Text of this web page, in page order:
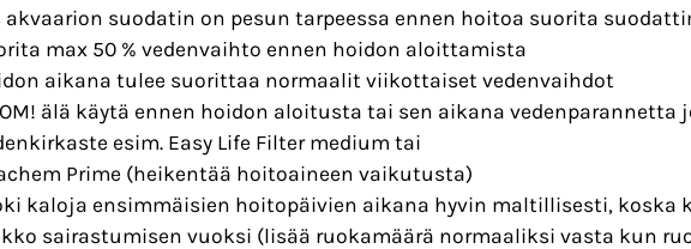
akvaarion suodatin on pesun tarpeessa ennen hoitoa suorita
max 50 % vedenvaihto ennen hoidon aloittamista
aikana tulee suorittaa normaalit viikottaiset vedenvaihdot
älä käytä ennen hoidon aloitusta tai sen aikana vedenparannetta
esim. Easy Life Filter medium tai
Prime (heikentää hoitoaineen vaikutusta)
kaloja ensimmäisien hoitopäivien aikana hyvin maltillisesti, koska
sairastumisen vuoksi (lisää ruokamäärä normaaliksi vasta kun